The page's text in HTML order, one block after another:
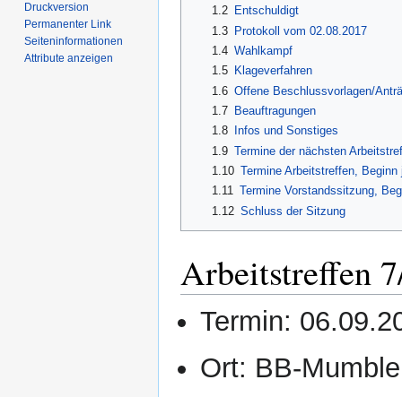
1.2
Entschuldigt
1.3
Protokoll vom 02.08.2017
1.4 Wahlkampf
1.5
Klageverfahren
1.6 Offene Beschlussvorlagen/
1.7
Beauftragungen
1.8
Infos und Sonstiges
1.9 Termine der nächsten
1.10 Termine Arbeitstreffen,
1.11 Termine Vorstandssitzung,
1.12 Schluss der Sitzung
Arbeitstreffen
Termin:
Ort: BB-Mumble
Druckversion
Permanenter Link
Seiten­­informationen
Attribute anzeigen